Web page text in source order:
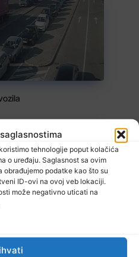
tehnologije poput kolačića
o uređaju. Saglasnost sa ovim
podatke kao što su
ID-ovi na ovoj veb lokaciji.
može negativno uticati na